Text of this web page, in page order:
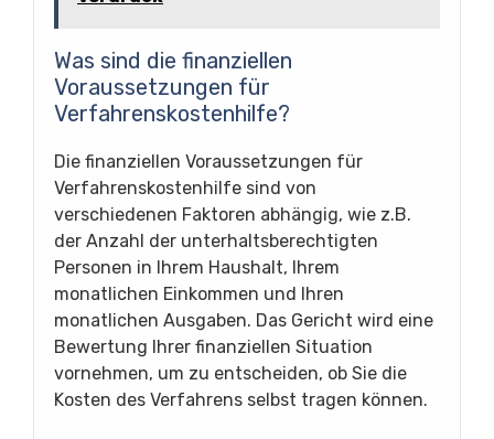
Was sind die finanziellen
Voraussetzungen für
Verfahrenskostenhilfe?
Die finanziellen Voraussetzungen für
Verfahrenskostenhilfe sind von
verschiedenen Faktoren abhängig, wie z.B.
der Anzahl der unterhaltsberechtigten
Personen in Ihrem Haushalt, Ihrem
monatlichen Einkommen und Ihren
monatlichen Ausgaben. Das Gericht wird eine
Bewertung Ihrer finanziellen Situation
vornehmen, um zu entscheiden, ob Sie die
Kosten des Verfahrens selbst tragen können.